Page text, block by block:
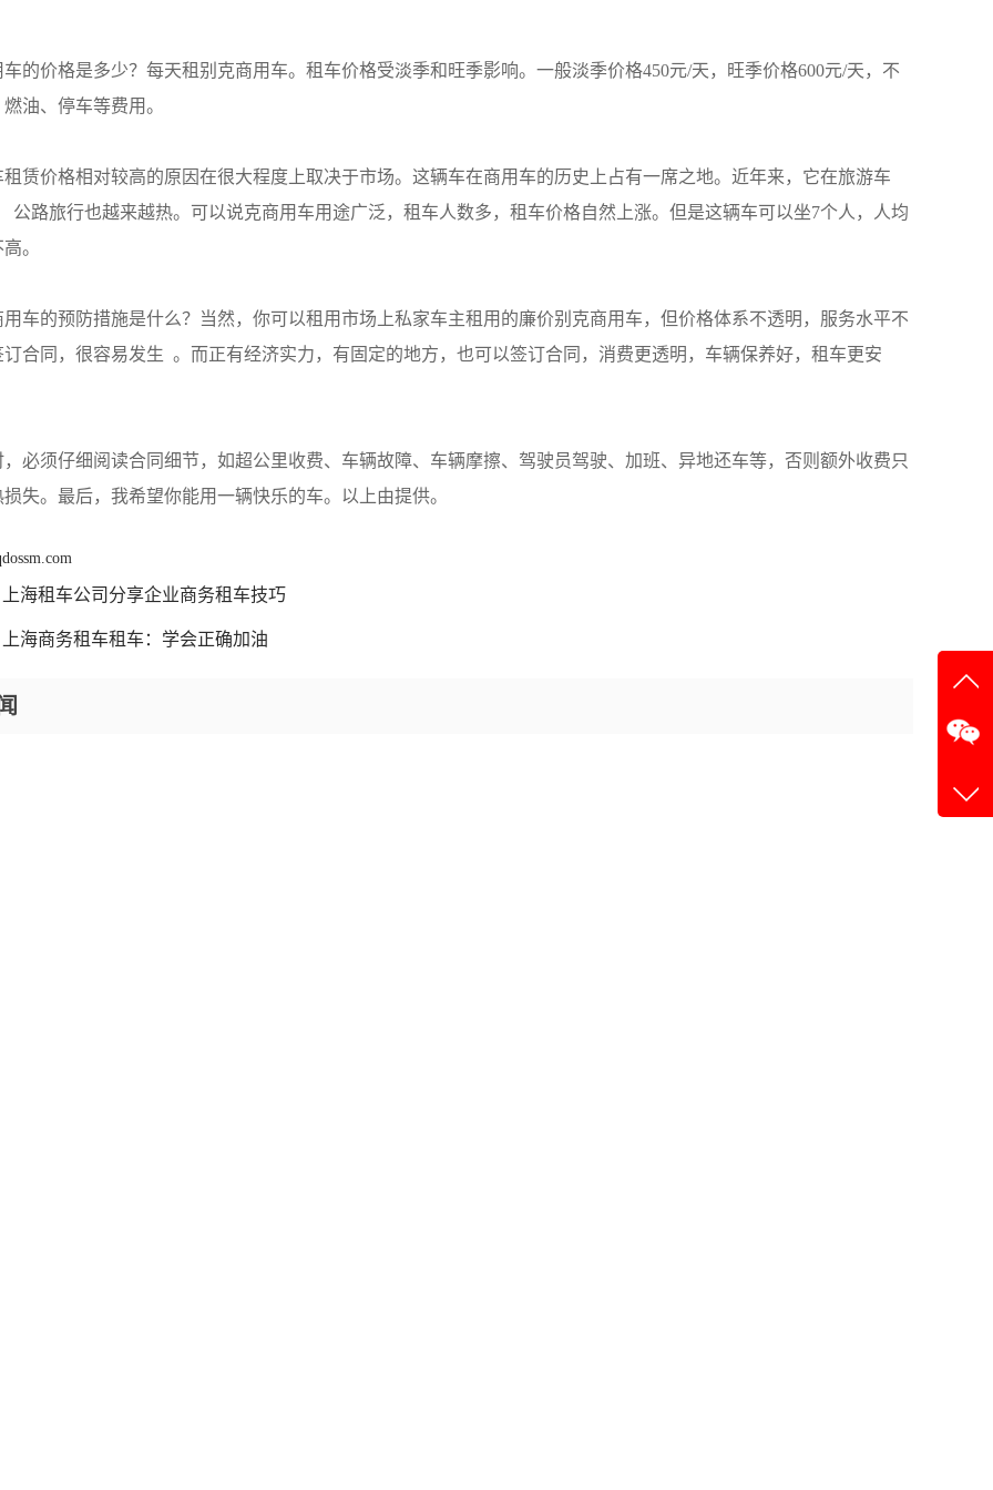
的价格是多少？每天租别克商用车。租车价格受淡季和旺季影响。一般淡季价格450元/天，旺季价格600元/天，不
油、停车等费用。
赁价格相对较高的原因在很大程度上取决于市场。这辆车在商用车的历史上占有一席之地。近年来，它在旅游车
公路旅行也越来越热。可以说克商用车用途广泛，租车人数多，租车价格自然上涨。但是这辆车可以坐7个人，人均
。
车的预防措施是什么？当然，你可以租用市场上私家车主租用的廉价别克商用车，但价格体系不透明，服务水平不
合同，很容易发生  。而正有经济实力，有固定的地方，也可以签订合同，消费更透明，车辆保养好，租车更安
必须仔细阅读合同细节，如超公里收费、车辆故障、车辆摩擦、驾驶员驾驶、加班、异地还车等，否则额外收费只
失。最后，我希望你能用一辆快乐的车。以上由提供。
海租车公司分享企业商务租车技巧
海商务租车租车：学会正确加油